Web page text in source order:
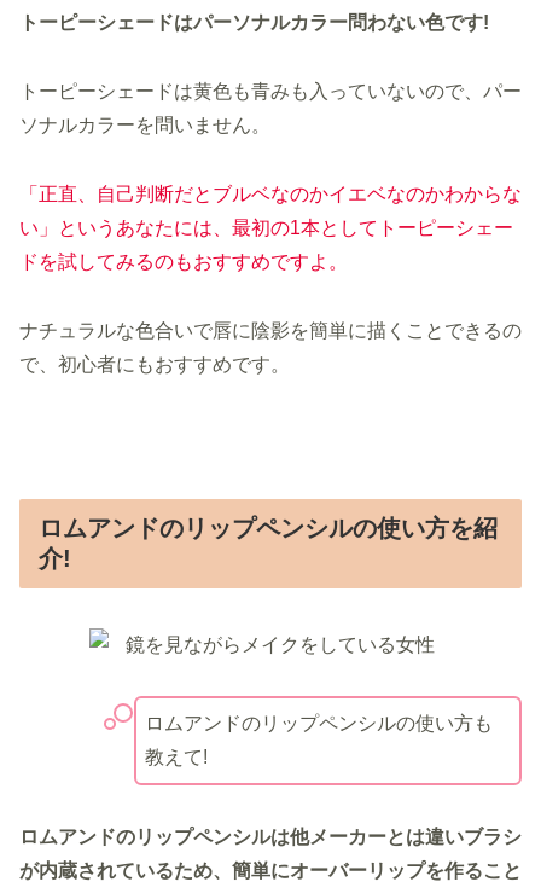
トーピーシェードはパーソナルカラー問わない色です!
トーピーシェードは黄色も青みも入っていないので、パー
ソナルカラーを問いません。
「正直、自己判断だとブルベなのかイエベなのかわからな
い」というあなたには、最初の1本としてトーピーシェー
ドを試してみるのもおすすめですよ。
ナチュラルな色合いで唇に陰影を簡単に描くことできるの
で、初心者にもおすすめです。
ロムアンドのリップペンシルの使い方を紹
介!
ロムアンドのリップペンシルの使い方も
教えて!
ロムアンドのリップペンシルは他メーカーとは違いブラシ
が内蔵されているため、簡単にオーバーリップを作ること